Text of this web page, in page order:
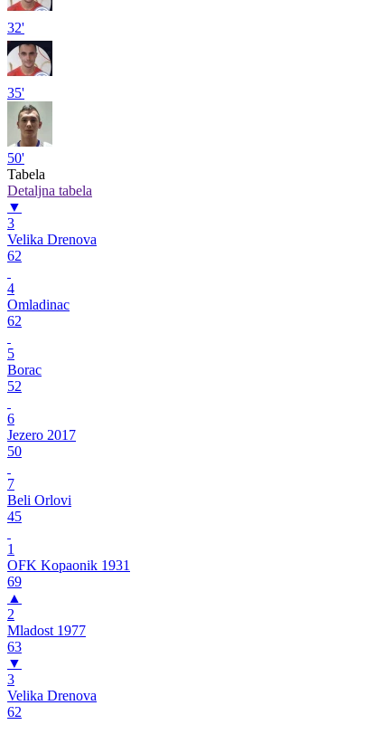
32'
35'
50'
Tabela
Detaljna tabela
▼
3
Velika Drenova
62
4
Omladinac
62
5
Borac
52
6
Jezero 2017
50
7
Beli Orlovi
45
1
OFK Kopaonik 1931
69
▲
2
Mladost 1977
63
▼
3
Velika Drenova
62